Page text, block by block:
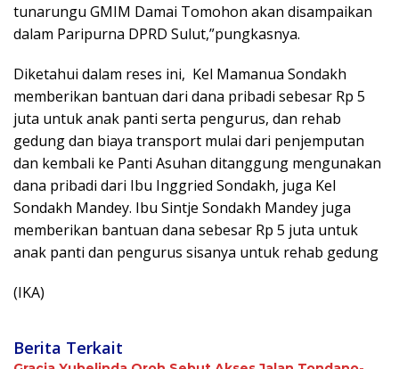
tunarungu GMIM Damai Tomohon akan disampaikan
dalam Paripurna DPRD Sulut,”pungkasnya.
Diketahui dalam reses ini, Kel Mamanua Sondakh
memberikan bantuan dari dana pribadi sebesar Rp 5
juta untuk anak panti serta pengurus, dan rehab
gedung dan biaya transport mulai dari penjemputan
dan kembali ke Panti Asuhan ditanggung mengunakan
dana pribadi dari Ibu Inggried Sondakh, juga Kel
Sondakh Mandey. Ibu Sintje Sondakh Mandey juga
memberikan bantuan dana sebesar Rp 5 juta untuk
anak panti dan pengurus sisanya untuk rehab gedung
(IKA)
Berita Terkait